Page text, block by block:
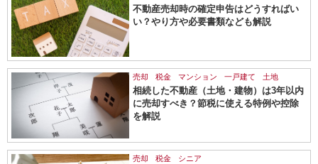
不動産売却時の確定申告はどうすればい
い？やり方や必要書類なども解説
売却 税金 マンション 一戸建て 土地
相続した不動産（土地・建物）は3年以内
に売却すべき？節税に使える特例や控除
を解説
売却 税金 シニア